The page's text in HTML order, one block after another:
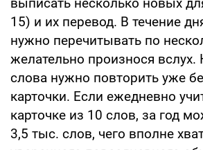
15) и их перевод. В течение
нужно перечитывать по
желательно произнося вслух.
слова нужно повторить уже
карточки. Если ежедневно
карточке из 10 слов, за год
3,5 тыс. слов, чего вполне